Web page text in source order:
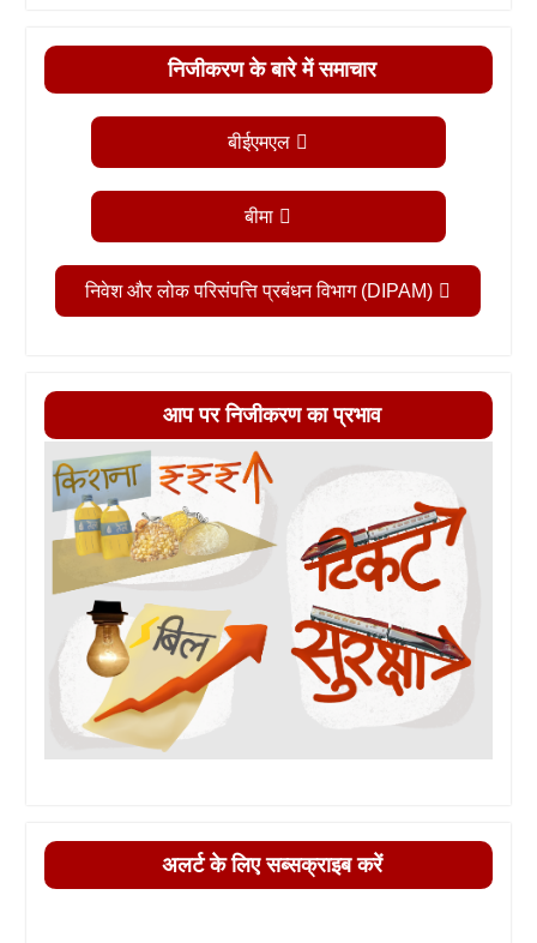
निजीकरण के बारे में समाचार
बीईएमएल
बीमा
निवेश और लोक परिसंपत्ति प्रबंधन विभाग (DIPAM)
आप पर निजीकरण का प्रभाव
अलर्ट के लिए सब्सक्राइब करें